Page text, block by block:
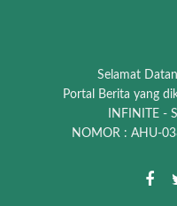
Selamat
Portal Berita yang
INFINITE -
NOMOR : AHU-